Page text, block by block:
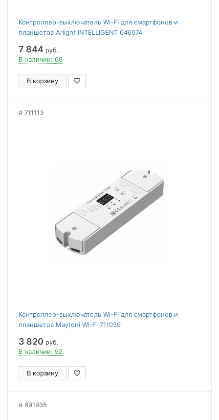
Контроллер-выключатель Wi-Fi для смартфонов и
планшетов Arlight INTELLIGENT 046074
7 844 руб.
В наличии: 66
В корзину
711113
Контроллер-выключатель Wi-Fi для смартфонов и
планшетов Maytoni Wi-Fi 711039
3 820 руб.
В наличии: 92
В корзину
691935